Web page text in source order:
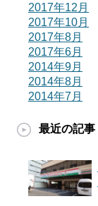
2017年12月
2017年10月
2017年8月
2017年6月
2014年9月
2014年8月
2014年7月
最近の記事